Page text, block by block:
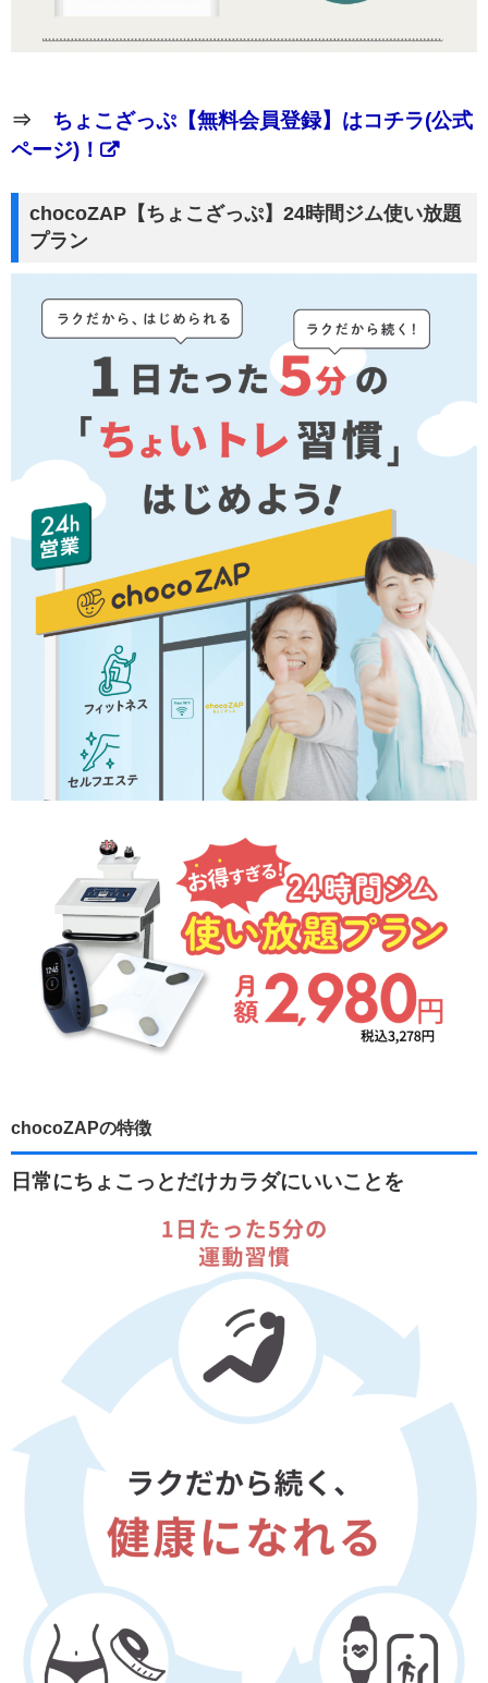
⇒ ちょこざっぷ【無料会員登録】はコチラ(公式
ページ)！
chocoZAP【ちょこざっぷ】24時間ジム使い放題
プラン
chocoZAPの特徴
日常にちょこっとだけカラダにいいことを